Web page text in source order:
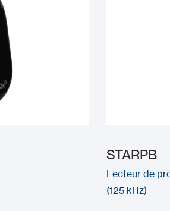
STARPB
Lecteur de
(125 kHz)